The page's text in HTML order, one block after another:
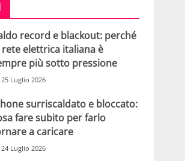
record e blackout: perché
rete elettrica italiana è
più sotto pressione
25 Luglio 2026
surriscaldato e bloccato:
fare subito per farlo
a caricare
24 Luglio 2026